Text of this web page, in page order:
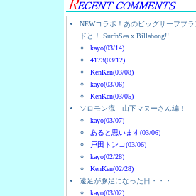
NEWコラボ！あのビッグサーフブラ
ドと！ SurfnSea x Billabong!!
kayo(03/14)
4173(03/12)
KenKen(03/08)
kayo(03/06)
KenKen(03/05)
ソロモン流 山下マヌーさん編！
kayo(03/07)
あると思います(03/06)
戸田トンコ(03/06)
kayo(02/28)
KenKen(02/28)
遠足が豚足になった日・・・
kayo(03/02)